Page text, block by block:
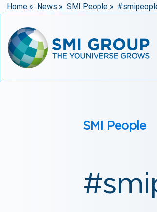
Home » News » SMI People »
SMI People